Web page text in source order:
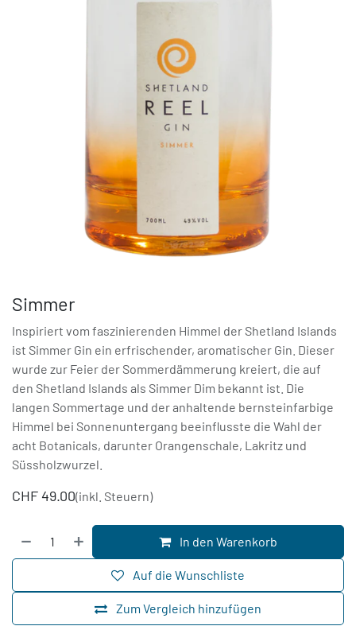
Simmer
Inspiriert vom faszinierenden Himmel der Shetland Islands
ist Simmer Gin ein erfrischender, aromatischer Gin. Dieser
wurde zur Feier der Sommerdämmerung kreiert, die auf
den Shetland Islands als Simmer Dim bekannt ist. Die
langen Sommertage und der anhaltende bernsteinfarbige
Himmel bei Sonnenuntergang beeinflusste die Wahl der
acht Botanicals, darunter Orangenschale, Lakritz und
Süssholzwurzel.
CHF 49.00(inkl. Steuern)
In den Warenkorb
Zum Vergleich hinzufügen
Auf die Wunschliste